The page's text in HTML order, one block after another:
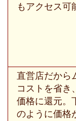
もアクセス可
直営店だから
コストを省き
価格に還元。
のように価格